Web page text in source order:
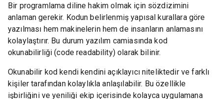
Bir programlama diline hakim olmak için sözdizimini
anlaman gerekir. Kodun belirlenmiş yapısal kurallara göre
yazılması hem makinelerin hem de insanların anlamasını
kolaylaştırır. Bu durum yazılım camiasında kod
okunabilirliği (code readability) olarak bilinir.
Okunabilir kod kendi kendini açıklayıcı niteliktedir ve farklı
kişiler tarafından kolaylıkla anlaşılabilir. Bu özellikle
işbirliğini ve yeniliği ekip içerisinde kolayca uygulamana